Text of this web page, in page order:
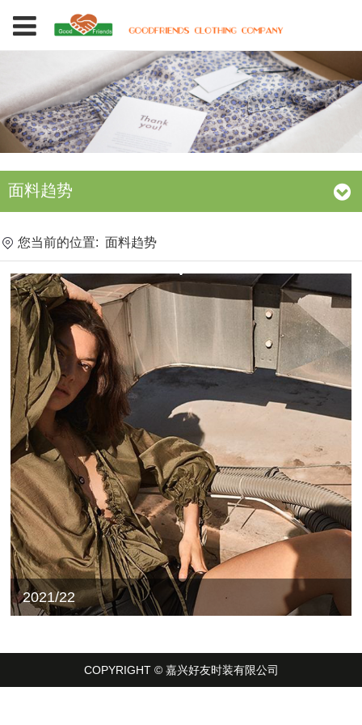
面料趋势
您当前的位置: 面料趋势
2021/22
COPYRIGHT © 嘉兴好友时装有限公司